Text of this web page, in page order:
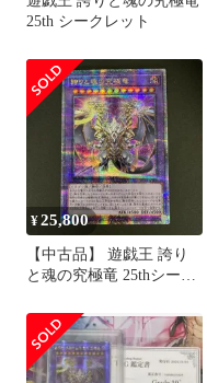
25th シークレット
¥25,800
【中古品】 遊戯王 誇り
と魂の究極竜 25thシーク
QCシ－クレット 25thシク
【068-260624-SH-29-
HON】